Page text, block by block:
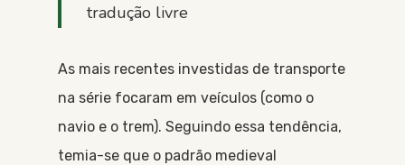
tradução livre
As mais recentes investidas de transporte
na série focaram em veículos (como o
navio e o trem). Seguindo essa tendência,
temia-se que o padrão medieval